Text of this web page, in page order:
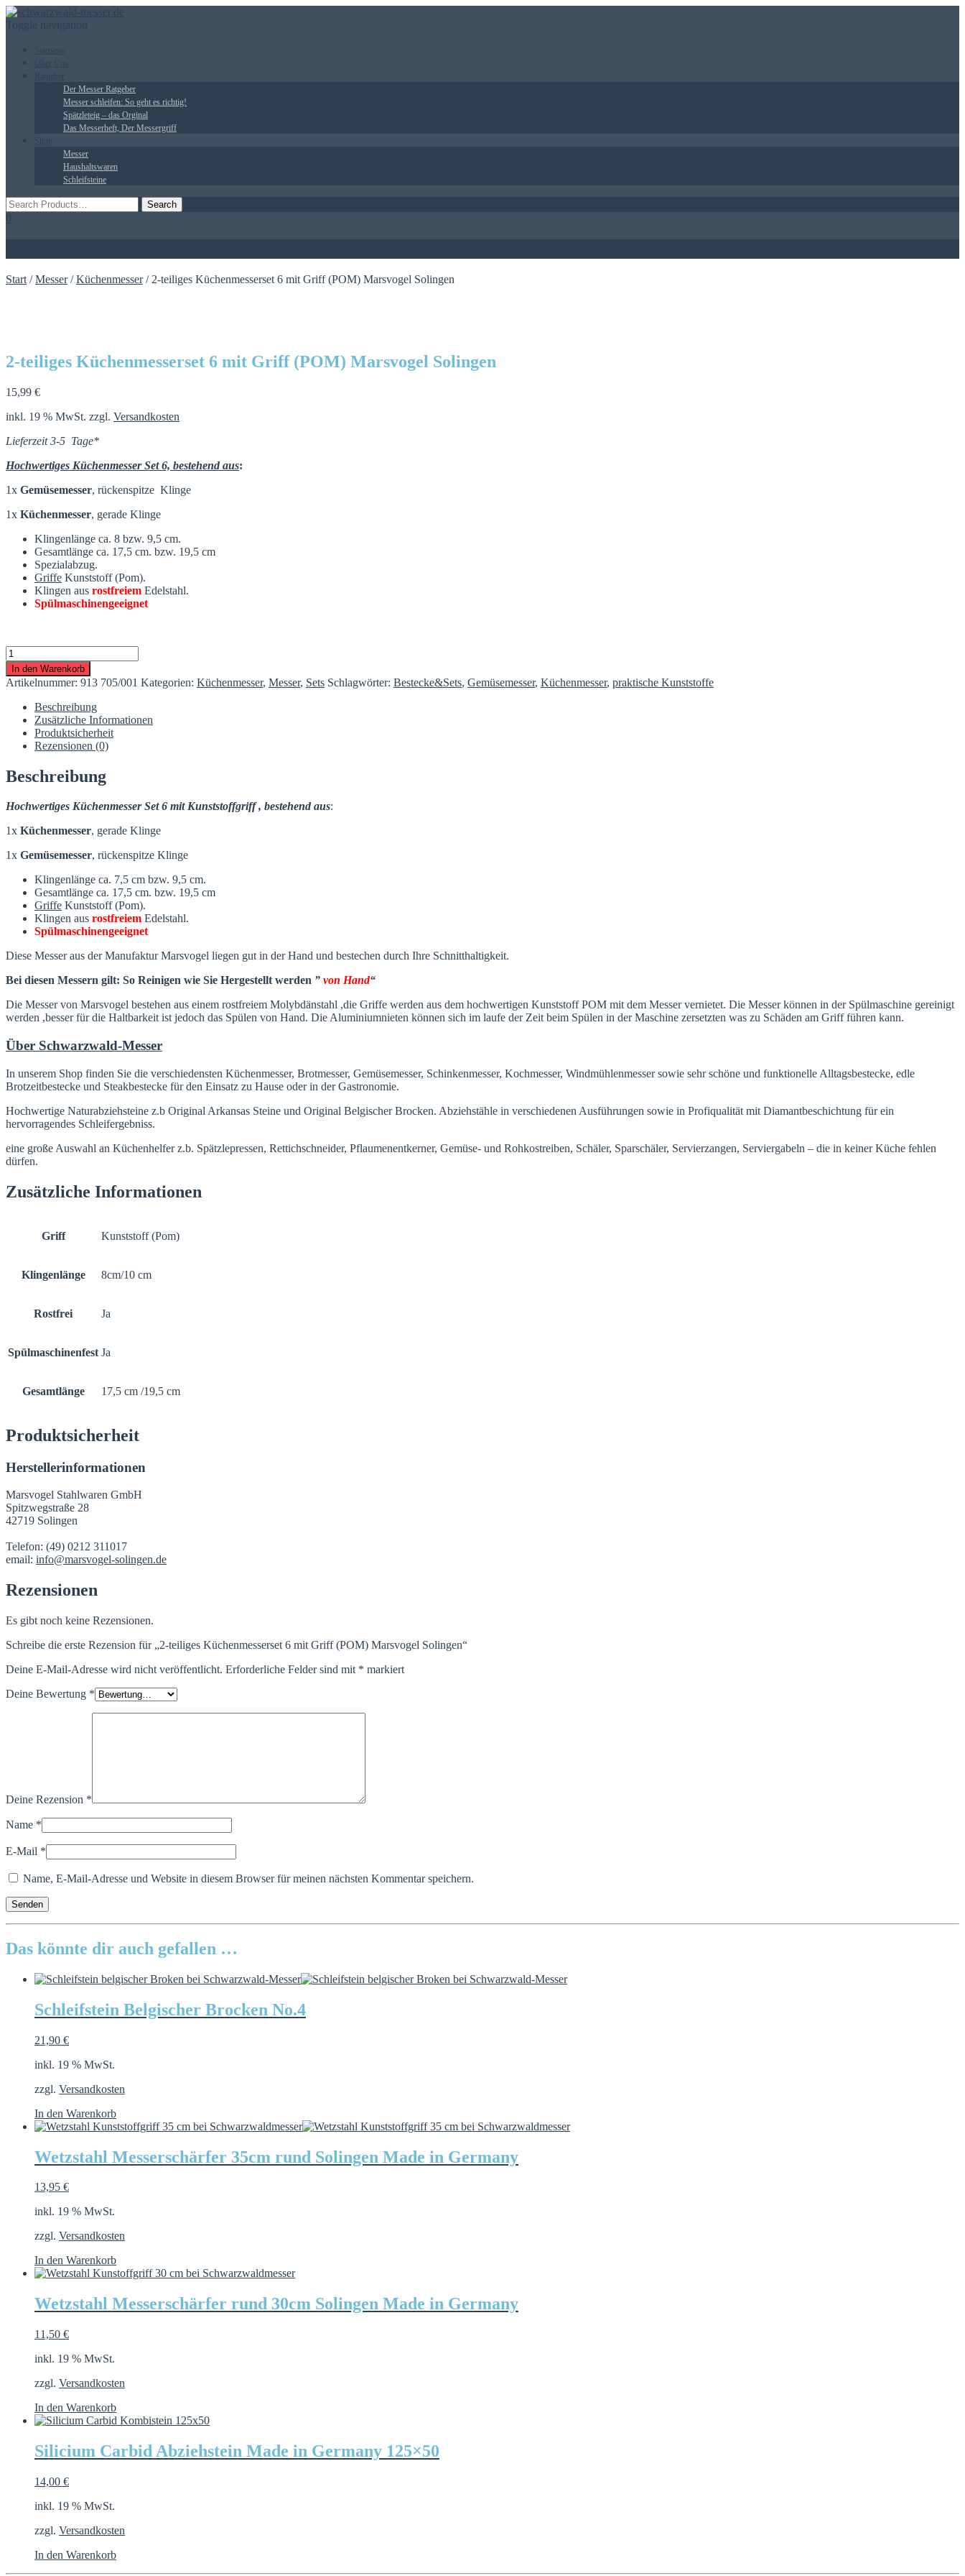
Der Messer Ratgeber
Messer schleifen: So geht es richtig!
Spätzleteig – das Orginal
Das Messerheft, Der Messergriff
Messer
Haushaltswaren
Schleifsteine
Start /Messer/Küchenmesser/ 2-teiliges Küchenmesserset 6 mit Griff (POM) Marsvogel Solingen
2-teiliges Küchenmesserset 6 mit Griff (POM) Marsvogel Solingen
15,99 €
inkl. 19 % MwSt. zzgl. Versandkosten
Lieferzeit 3-5 Tage*
Hochwertiges Küchenmesser Set 6, bestehend aus:
1x Gemüsemesser, rückenspitze Klinge
1x Küchenmesser, gerade Klinge
Klingenlänge ca. 8 bzw. 9,5 cm.
Gesamtlänge ca. 17,5 cm. bzw. 19,5 cm
Spezialabzug.
Griffe Kunststoff (Pom).
Klingen aus rostfreiem Edelstahl.
Spülmaschinengeeignet
2-
teiliges
Küchenmesserset
6
Griff
(POM)
Marsvogel
Solingen
Menge
In den Warenkorb
Artikelnummer: 913 705/001 Kategorien: Küchenmesser, Messer, Sets Schlagwörter: Bestecke&Sets, Gemüsemesser, Küchenmesser, praktische Kunststoffe
Beschreibung
Zusätzliche Informationen
Produktsicherheit
Rezensionen (0)
Beschreibung
Hochwertiges Küchenmesser Set 6 mit Kunststoffgriff , bestehend aus:
1x Küchenmesser, gerade Klinge
1x Gemüsemesser, rückenspitze Klinge
Klingenlänge ca. 7,5 cm bzw. 9,5 cm.
Gesamtlänge ca. 17,5 cm. bzw. 19,5 cm
Griffe Kunststoff (Pom).
Klingen aus rostfreiem Edelstahl.
Spülmaschinengeeignet
Diese Messer aus der Manufaktur Marsvogel liegen gut in der Hand und bestechen durch Ihre Schnitthaltigkeit.
Bei diesen Messern gilt: So Reinigen wie Sie Hergestellt werden ” von Hand“
Die Messer von Marsvogel bestehen aus einem rostfreiem Molybdänstahl ,die Griffe werden aus dem hochwertigen Kunststoff POM mit dem Messer vernietet. Die Messer können in der Spülmaschine gereinigt
werden ,besser für die Haltbarkeit ist jedoch das Spülen von Hand. Die Aluminiumnieten können sich im laufe der Zeit beim Spülen in der Maschine zersetzten was zu Schäden am Griff führen kann.
Über Schwarzwald-Messer
In unserem Shop finden Sie die verschiedensten Küchenmesser, Brotmesser, Gemüsemesser, Schinkenmesser, Kochmesser, Windmühlenmesser sowie sehr schöne und funktionelle Alltagsbestecke, edle
Brotzeitbestecke und Steakbestecke für den Einsatz zu Hause oder in der Gastronomie.
Hochwertige Naturabziehsteine z.b Original Arkansas Steine und Original Belgischer Brocken. Abziehstähle in verschiedenen Ausführungen sowie in Profiqualität mit Diamantbeschichtung für ein
hervorragendes Schleifergebniss.
eine große Auswahl an Küchenhelfer z.b. Spätzlepressen, Rettichschneider, Pflaumenentkerner, Gemüse- und Rohkostreiben, Schäler, Sparschäler, Servierzangen, Serviergabeln – die in keiner Küche fehlen
dürfen.
Zusätzliche Informationen
Griff Kunststoff (Pom)
Klingenlänge 8cm/10 cm
Rostfrei Ja
Spülmaschinenfest Ja
Gesamtlänge 17,5 cm /19,5 cm
Produktsicherheit
Herstellerinformationen
Marsvogel Stahlwaren GmbH
Spitzwegstraße 28
42719 Solingen
Telefon: (49) 0212 311017
email: info@marsvogel-solingen.de
Rezensionen
Es gibt noch keine Rezensionen.
Schreibe die erste Rezension für „2-teiliges Küchenmesserset 6 mit Griff (POM) Marsvogel Solingen“
Deine E-Mail-Adresse wird nicht veröffentlicht. Erforderliche Felder sind mit * markiert
Deine Bewertung *
Deine Rezension *
Name *
E-Mail *
Name, E-Mail-Adresse und Website in diesem Browser für meinen nächsten Kommentar speichern.
Das könnte dir auch gefallen …
Schleifstein Belgischer Brocken No.4
21,90 €
inkl. 19 % MwSt.
zzgl. Versandkosten
In den Warenkorb
Wetzstahl Messerschärfer 35cm rund Solingen Made in Germany
13,95 €
inkl. 19 % MwSt.
zzgl. Versandkosten
In den Warenkorb
Wetzstahl Messerschärfer rund 30cm Solingen Made in Germany
11,50 €
inkl. 19 % MwSt.
zzgl. Versandkosten
In den Warenkorb
Silicium Carbid Abziehstein Made in Germany 125×50
14,00 €
inkl. 19 % MwSt.
zzgl. Versandkosten
In den Warenkorb